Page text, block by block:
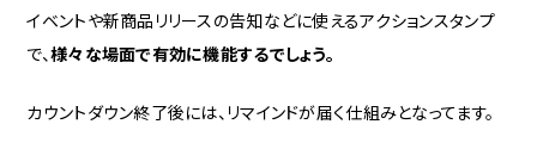
イベントや新商品リリースの告知などに使えるアクションスタンプ
で、様々な場面で有効に機能するでしょう。
カウントダウン終了後には、リマインドが届く仕組みとなってます。